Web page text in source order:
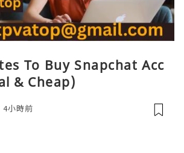
To Buy Snapchat Acc
& Cheap)
4小時前